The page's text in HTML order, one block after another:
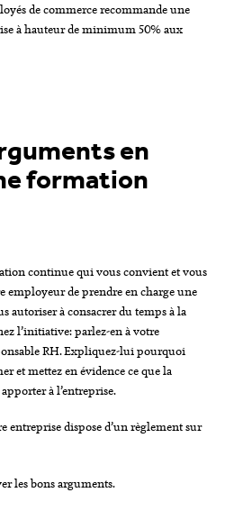
de commerce recommande une
à hauteur de minimum 50% aux
en
formation
continue qui vous convient et vous
employeur de prendre en charge une
autoriser à consacrer du temps à la
l’initiative: parlez-en à votre
RH. Expliquez-lui pourquoi
et mettez en évidence ce que la
à l’entreprise.
entreprise dispose d’un règlement sur
les bons arguments.